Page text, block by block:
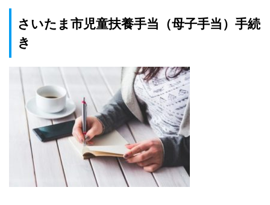
さいたま市児童扶養手当（母子手当）手続
き